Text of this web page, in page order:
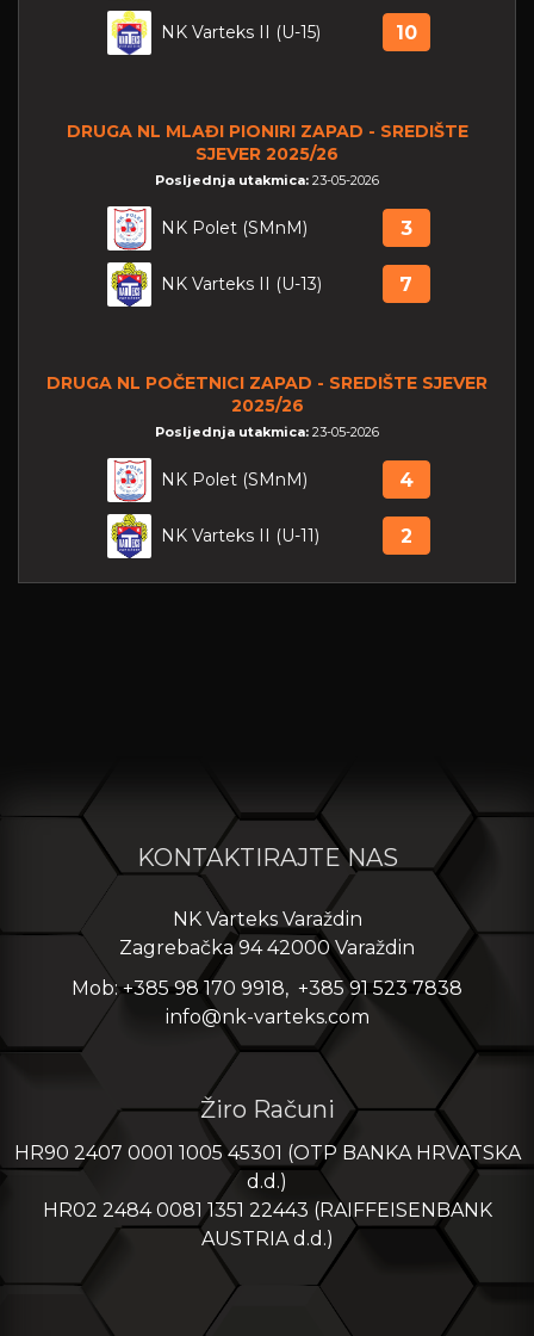
NK Varteks II (U-15) 10
DRUGA NL MLAĐI PIONIRI ZAPAD - SREDIŠTE
SJEVER 2025/26
Posljednja utakmica: 23-05-2026
NK Polet (SMnM) 3
NK Varteks II (U-13) 7
DRUGA NL POČETNICI ZAPAD - SREDIŠTE SJEVER
2025/26
Posljednja utakmica: 23-05-2026
NK Polet (SMnM) 4
NK Varteks II (U-11) 2
KONTAKTIRAJTE NAS
NK Varteks Varaždin
Zagrebačka 94 42000 Varaždin
Mob: +385 98 170 9918, +385 91 523 7838
info@nk-varteks.com
Žiro Računi
HR90 2407 0001 1005 45301 (OTP BANKA HRVATSKA
d.d.)
HR02 2484 0081 1351 22443 (RAIFFEISENBANK
AUSTRIA d.d.)